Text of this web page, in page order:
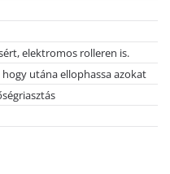
elektromos rolleren is.
utána ellophassa azokat